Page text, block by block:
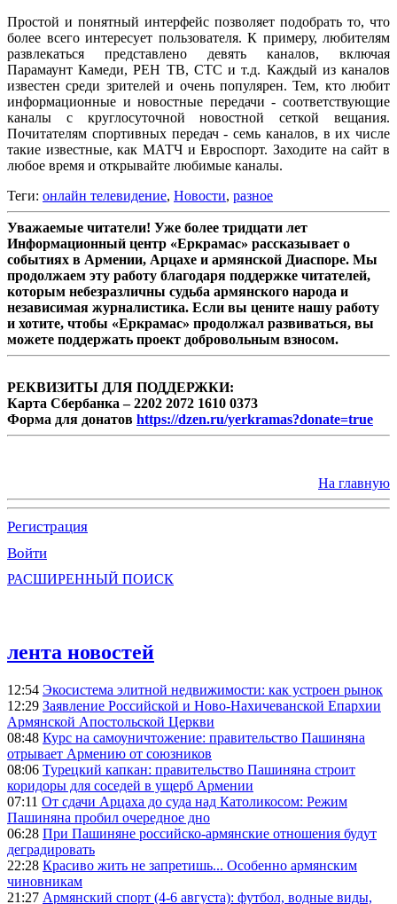
Простой и понятный интерфейс позволяет подобрать то, что
более всего интересует пользователя. К примеру, любителям
развлекаться представлено девять каналов, включая
Парамаунт Камеди, РЕН ТВ, СТС и т.д. Каждый из каналов
известен среди зрителей и очень популярен. Тем, кто любит
информационные и новостные передачи - соответствующие
каналы с круглосуточной новостной сеткой вещания.
Почитателям спортивных передач - семь каналов, в их числе
такие известные, как МАТЧ и Евроспорт. Заходите на сайт в
любое время и открывайте любимые каналы.
Теги: онлайн телевидение, Новости, разное
Уважаемые читатели! Уже более тридцати лет
Информационный центр «Еркрамас» рассказывает о
событиях в Армении, Арцахе и армянской Диаспоре. Мы
продолжаем эту работу благодаря поддержке читателей,
которым небезразличны судьба армянского народа и
независимая журналистика. Если вы цените нашу работу
и хотите, чтобы «Еркрамас» продолжал развиваться, вы
можете поддержать проект добровольным взносом.
РЕКВИЗИТЫ ДЛЯ ПОДДЕРЖКИ:
Карта Сбербанка – 2202 2072 1610 0373
Форма для донатов https://dzen.ru/yerkramas?donate=true
На главную
Регистрация
Войти
РАСШИРЕННЫЙ ПОИСК
лента новостей
12:54 Экосистема элитной недвижимости: как устроен рынок
12:29 Заявление Российской и Ново-Нахичеванской Епархии
Армянской Апостольской Церкви
08:48 Курс на самоуничтожение: правительство Пашиняна
отрывает Армению от союзников
08:06 Турецкий капкан: правительство Пашиняна строит
коридоры для соседей в ущерб Армении
07:11 От сдачи Арцаха до суда над Католикосом: Режим
Пашиняна пробил очередное дно
06:28 При Пашиняне российско-армянские отношения будут
деградировать
22:28 Красиво жить не запретишь... Особенно армянским
чиновникам
21:27 Армянский спорт (4-6 августа): футбол, водные виды,